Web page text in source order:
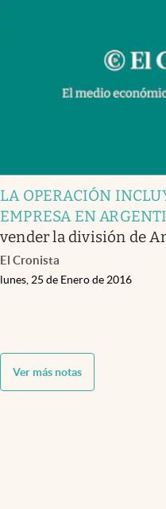
LA OPERACIÓN
EMPRESA EN
vender la división de
El Cronista
lunes, 25 de Enero de 2016
Ver más notas